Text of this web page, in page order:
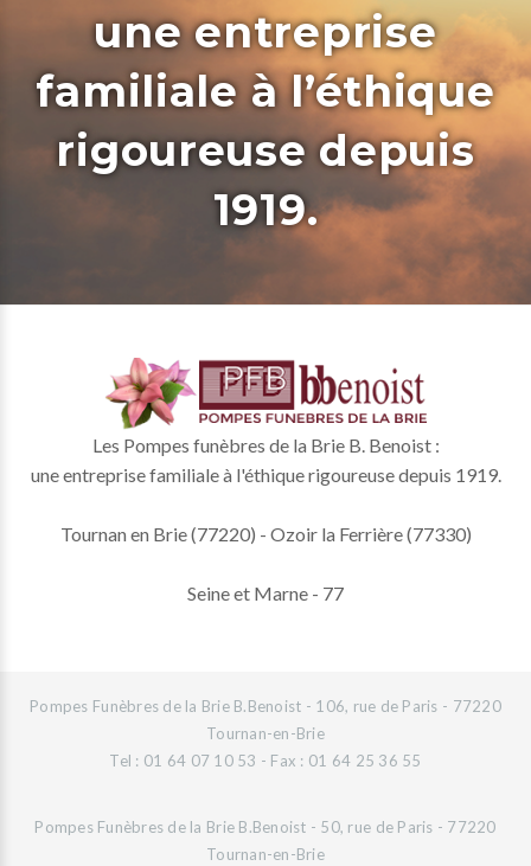
une entreprise
familiale à l’éthique
rigoureuse depuis
1919.
Les Pompes funèbres de la Brie B. Benoist :
une entreprise familiale à l'éthique rigoureuse depuis 1919.
Tournan en Brie (77220) - Ozoir la Ferrière (77330)
Seine et Marne - 77
Pompes Funèbres de la Brie B.Benoist - 106, rue de Paris - 77220
Tournan-en-Brie
Tel : 01 64 07 10 53 - Fax : 01 64 25 36 55
Pompes Funèbres de la Brie B.Benoist - 50, rue de Paris - 77220
Tournan-en-Brie